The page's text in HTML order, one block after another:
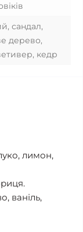
сандал,
дерево,
кедр
лимон,
ваніль,